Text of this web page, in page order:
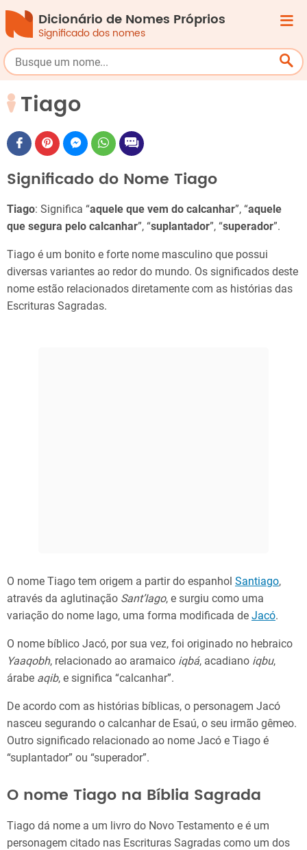
Dicionário de Nomes Próprios
Significado dos nomes
Tiago
Significado do Nome Tiago
Tiago: Significa “aquele que vem do calcanhar”, “aquele
que segura pelo calcanhar”, “suplantador”, “superador”.
Tiago é um bonito e forte nome masculino que possui
diversas variantes ao redor do mundo. Os significados deste
nome estão relacionados diretamente com as histórias das
Escrituras Sagradas.
O nome Tiago tem origem a partir do espanhol Santiago,
através da aglutinação Sant’Iago, e surgiu como uma
variação do nome Iago, uma forma modificada de Jacó.
O nome bíblico Jacó, por sua vez, foi originado no hebraico
Yaaqobh, relacionado ao aramaico iqbá, acadiano iqbu,
árabe aqib, e significa “calcanhar”.
De acordo com as histórias bíblicas, o personagem Jacó
nasceu segurando o calcanhar de Esaú, o seu irmão gêmeo.
Outro significado relacionado ao nome Jacó e Tiago é
“suplantador” ou “superador”.
O nome Tiago na Bíblia Sagrada
Tiago dá nome a um livro do Novo Testamento e é um
personagem citado nas Escrituras Sagradas como um dos